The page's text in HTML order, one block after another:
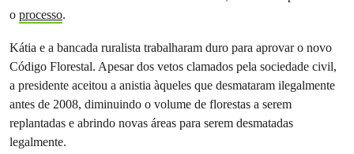
o processo.
Kátia e a bancada ruralista trabalharam duro para aprovar o novo
Código Florestal. Apesar dos vetos clamados pela sociedade civil,
a presidente aceitou a anistia àqueles que desmataram ilegalmente
antes de 2008, diminuindo o volume de florestas a serem
replantadas e abrindo novas áreas para serem desmatadas
legalmente.